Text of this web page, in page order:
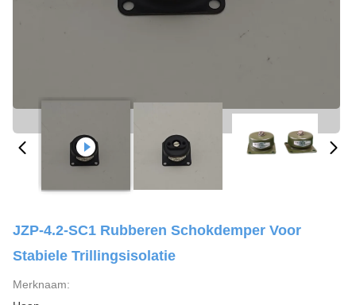
JZP-4.2-SC1 Rubberen Schokdemper Voor
Stabiele Trillingsisolatie
Merknaam: